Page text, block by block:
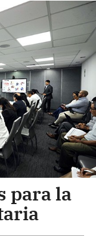
para la